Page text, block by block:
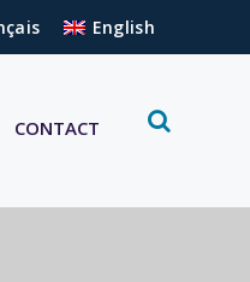
English
CONTACT